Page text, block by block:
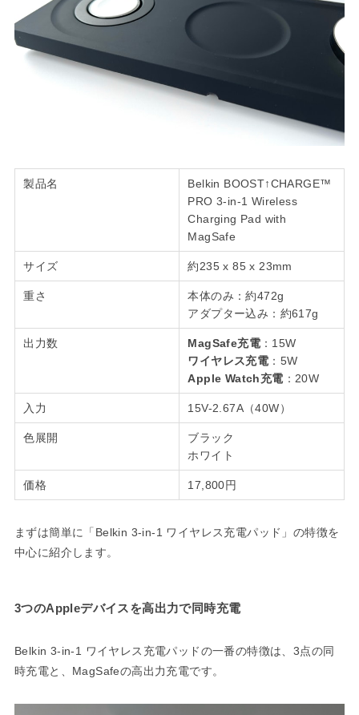
製品名
Belkin BOOST↑CHARGE™
PRO 3-in-1 Wireless
Charging Pad with
MagSafe
サイズ 約235 x 85 x 23mm
重さ
本体のみ：約472g
アダプター込み：約617g
出力数 MagSafe充電 ：15W
ワイヤレス充電 ：5W
Apple Watch充電 ：20W
入力 15V-2.67A（40W）
色展開
ブラック
ホワイト
価格 17,800円
まずは簡単に「Belkin 3-in-1 ワイヤレス充電パッド」の特徴を
中心に紹介します。
3つのAppleデバイスを高出力で同時充電
Belkin 3-in-1 ワイヤレス充電パッドの一番の特徴は、3点の同
時充電と、MagSafeの高出力充電です。